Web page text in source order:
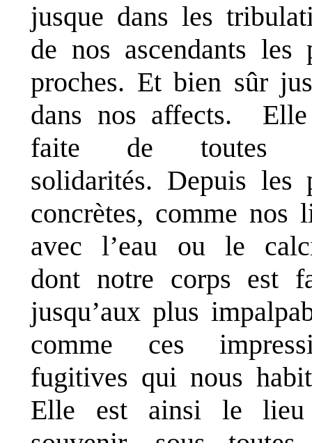
jusque dans les
de nos ascendants les
proches. Et bien sûr
dans nos affects.
faite de toutes
solidarités. Depuis les
concrètes, comme nos
avec l’eau ou le
dont notre corps est
jusqu’aux plus
comme ces
fugitives qui nous
Elle est ainsi le